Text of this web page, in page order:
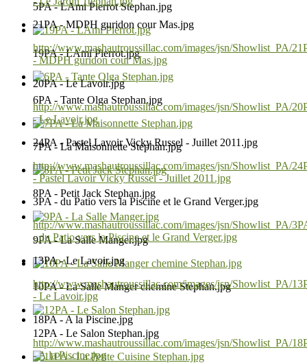
5PA - LAmi Pierrot Stephan.jpg
19PA - LAmi Pierrot.jpg
6PA - Tante Olga Stephan.jpg
7PA - La Maisonnette Stephan.jpg
8PA - Petit Jack Stephan.jpg
9PA - La Salle Manger.jpg
10PA - La Salle Manger chemine Stephan.jpg
12PA - Le Salon Stephan.jpg
21PA - MDPH guridon cour Mas.jpg
http://www.mashautroussillac.com/images/jsn/Showlist_PA/
- MDPH guridon cour Mas.jpg
20PA - Le Lavoir.jpg
http://www.mashautroussillac.com/images/jsn/Showlist_PA/
- Le Lavoir.jpg
24PA - Pastel Lavoir Vicky Russel - Juillet 2011.jpg
http://www.mashautroussillac.com/images/jsn/Showlist_PA/
- Pastel Lavoir Vicky Russel - Juillet 2011.jpg
3PA - du Patio vers la Piscine et le Grand Verger.jpg
http://www.mashautroussillac.com/images/jsn/Showlist_PA/
- du Patio vers la Piscine et le Grand Verger.jpg
13PA - Le Lavoir.jpg
http://www.mashautroussillac.com/images/jsn/Showlist_PA/
- Le Lavoir.jpg
18PA - A la Piscine.jpg
http://www.mashautroussillac.com/images/jsn/Showlist_PA/
- A la Piscine.jpg